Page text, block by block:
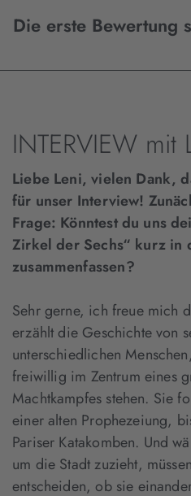
Toni
Die erste Bewertung
INTERVIEW mit
Liebe Leni, vielen Dank,
für unser Interview!
Frage: Könntest du uns
Zirkel der Sechs“ kurz in
zusammenfassen?
Sehr gerne, ich freue mich
erzählt die Geschichte von
unterschiedlichen
freiwillig im Zentrum eines
Machtkampfes stehen. Sie
einer alten Prophezeiung,
Pariser Katakomben. Und
um die Stadt zuzieht,
entscheiden, ob sie